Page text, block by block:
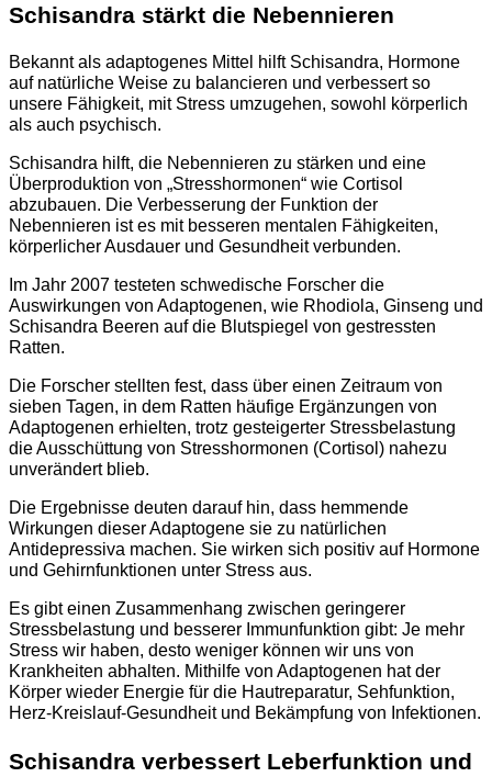
Schisandra stärkt die Nebennieren
Bekannt als adaptogenes Mittel hilft Schisandra, Hormone
auf natürliche Weise zu balancieren und verbessert so
unsere Fähigkeit, mit Stress umzugehen, sowohl körperlich
als auch psychisch.
Schisandra hilft, die Nebennieren zu stärken und eine
Überproduktion von „Stresshormonen“ wie Cortisol
abzubauen. Die Verbesserung der Funktion der
Nebennieren ist es mit besseren mentalen Fähigkeiten,
körperlicher Ausdauer und Gesundheit verbunden.
Im Jahr 2007 testeten schwedische Forscher die
Auswirkungen von Adaptogenen, wie Rhodiola, Ginseng und
Schisandra Beeren auf die Blutspiegel von gestressten
Ratten.
Die Forscher stellten fest, dass über einen Zeitraum von
sieben Tagen, in dem Ratten häufige Ergänzungen von
Adaptogenen erhielten, trotz gesteigerter Stressbelastung
die Ausschüttung von Stresshormonen (Cortisol) nahezu
unverändert blieb.
Die Ergebnisse deuten darauf hin, dass hemmende
Wirkungen dieser Adaptogene sie zu natürlichen
Antidepressiva machen. Sie wirken sich positiv auf Hormone
und Gehirnfunktionen unter Stress aus.
Es gibt einen Zusammenhang zwischen geringerer
Stressbelastung und besserer Immunfunktion gibt: Je mehr
Stress wir haben, desto weniger können wir uns von
Krankheiten abhalten. Mithilfe von Adaptogenen hat der
Körper wieder Energie für die Hautreparatur, Sehfunktion,
Herz-Kreislauf-Gesundheit und Bekämpfung von Infektionen.
Schisandra verbessert Leberfunktion und